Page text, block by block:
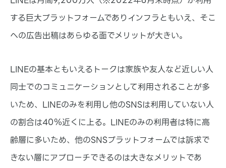
する巨大プラットフォームでありインフラともいえ、そこ
への広告出稿はあらゆる面でメリットが大きい。
LINEの基本ともいえるトークは家族や友人など近しい人
同士でのコミュニケーションとして利用されることが多
いため、LINEのみを利用し他のSNSは利用していない人
の割合は40％近くに上る。LINEのみの利用者は特に高
齢層に多いため、他のSNSプラットフォームでは訴求で
きない層にアプローチできるのは大きなメリットであ